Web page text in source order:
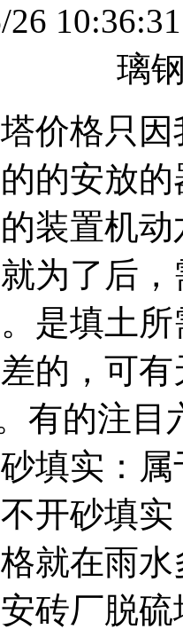
26
璃
价格只
的安放
装置机
为了后
是填土
的，可
有的注
填实：
开砂填
就在雨
砖厂脱